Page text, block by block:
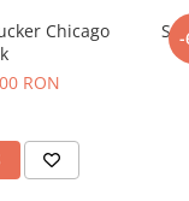
Chicago
RON
-